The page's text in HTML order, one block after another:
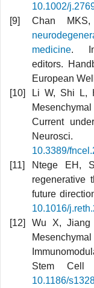
10.1002/
Chan
medicine.
editors.
European
Li W, Shi L,
Current
10.3389/
Ntege EH,
regenerative
future
10.1016/
Wu X,
Stem Cell
10.1186/